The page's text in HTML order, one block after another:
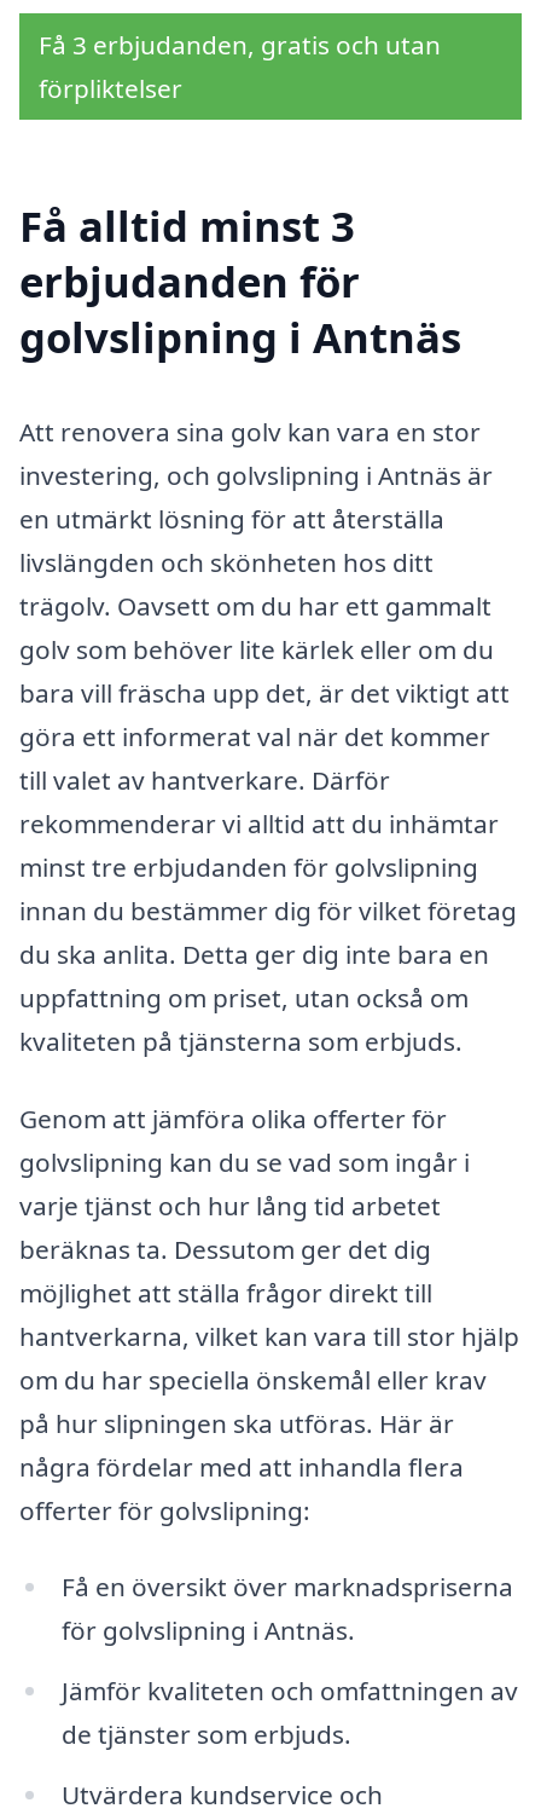
Få 3 erbjudanden, gratis och utan
förpliktelser
Få alltid minst 3
erbjudanden för
golvslipning i Antnäs
Att renovera sina golv kan vara en stor
investering, och golvslipning i Antnäs är
en utmärkt lösning för att återställa
livslängden och skönheten hos ditt
trägolv. Oavsett om du har ett gammalt
golv som behöver lite kärlek eller om du
bara vill fräscha upp det, är det viktigt att
göra ett informerat val när det kommer
till valet av hantverkare. Därför
rekommenderar vi alltid att du inhämtar
minst tre erbjudanden för golvslipning
innan du bestämmer dig för vilket företag
du ska anlita. Detta ger dig inte bara en
uppfattning om priset, utan också om
kvaliteten på tjänsterna som erbjuds.
Genom att jämföra olika offerter för
golvslipning kan du se vad som ingår i
varje tjänst och hur lång tid arbetet
beräknas ta. Dessutom ger det dig
möjlighet att ställa frågor direkt till
hantverkarna, vilket kan vara till stor hjälp
om du har speciella önskemål eller krav
på hur slipningen ska utföras. Här är
några fördelar med att inhandla flera
offerter för golvslipning:
Få en översikt över marknadspriserna
för golvslipning i Antnäs.
Jämför kvaliteten och omfattningen av
de tjänster som erbjuds.
Utvärdera kundservice och